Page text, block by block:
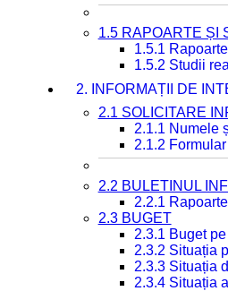
1.5 RAPOARTE ȘI
1.5.1
1.5.2 Studii
2. INFORMAȚII DE
2.1 SOLICITARE
2.1.1 Numele
2.1.2
2.2 BULETINUL
2.2.1
2.3 BUGET
2.3.1 Buget
2.3.2 Situația
2.3.3 Situația
2.3.4 Situația